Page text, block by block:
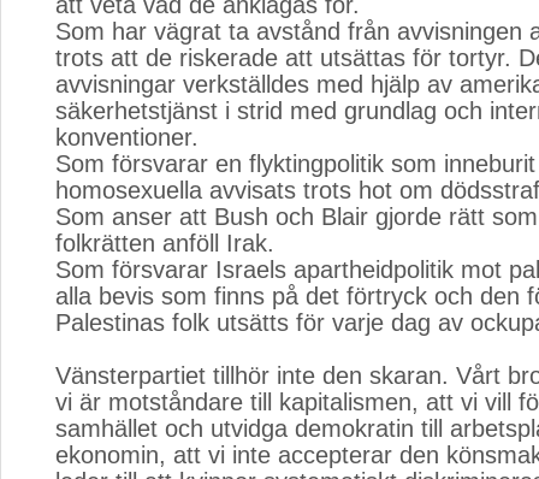
Som har vägrat ta avstånd från avvisningen
trots att de riskerade att utsättas för tortyr.
avvisningar verkställdes med hjälp av
säkerhetstjänst i strid med grundlag och
konventioner.
Som försvarar en flyktingpolitik som
homosexuella avvisats trots hot om
Som anser att Bush och Blair gjorde rätt
folkrätten anföll Irak.
Som försvarar Israels apartheidpolitik mot
alla bevis som finns på det förtryck och den
Palestinas folk utsätts för varje dag av
Vänsterpartiet tillhör inte den skaran. Vårt
vi är motståndare till kapitalismen, att vi vill
samhället och utvidga demokratin till
ekonomin, att vi inte accepterar den